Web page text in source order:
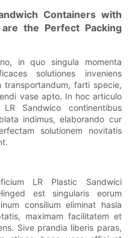
Containers with
the Perfect Packing
in quo singula momenta
solutiones inveniens
farti specie,
vase apto. In hoc articulo
Sandwico continentibus
indimus, elaborando cur
solutionem novitatis
LR Plastic Sandwici
est singularis eorum
consilium eliminat hasla
maximam facilitatem et
Sive prandia liberis paras,